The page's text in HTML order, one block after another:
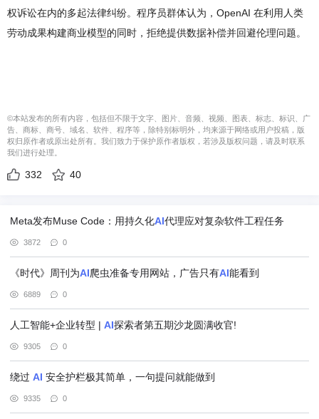
权诉讼在内的多起法律纠纷。程序员群体认为，OpenAI 在利用人类
劳动成果构建商业模型的同时，拒绝提供数据补偿并回避伦理问题。
©本站发布的所有内容，包括但不限于文字、图片、音频、视频、图表、标志、标识、广
告、商标、商号、域名、软件、程序等，除特别标明外，均来源于网络或用户投稿，版
权归原作者或原出处所有。我们致力于保护原作者版权，若涉及版权问题，请及时联系
我们进行处理。
332 40
Meta发布Muse Code：用持久化AI代理应对复杂软件工程任务
3872 0
《时代》周刊为AI爬虫准备专用网站，广告只有AI能看到
6889 0
人工智能+企业转型 | AI探索者第五期沙龙圆满收官!
9305 0
绕过 AI 安全护栏极其简单，一句提问就能做到
9335 0